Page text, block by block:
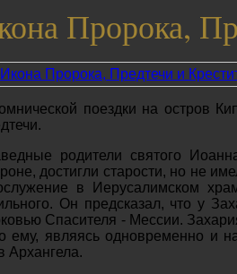
Пророка,
поездки на остров
родители святого
достигли старости, но не
в Иерусалимском
Он предсказал, что у
Спасителя - Мессии.
ему, являясь одновременно и
Архангела.